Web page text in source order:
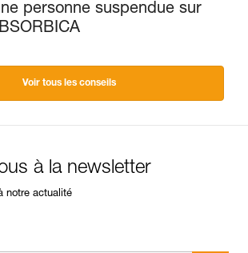
personne suspendue sur
Voir tous les conseils
à la newsletter
notre actualité